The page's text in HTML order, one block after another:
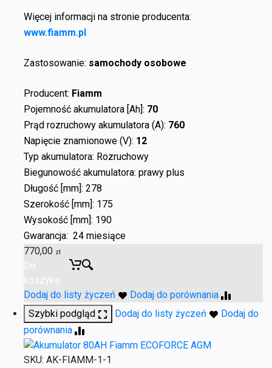
Więcej informacji na stronie producenta:
www.fiamm.pl
Zastosowanie: samochody osobowe
Producent: Fiamm
Pojemność akumulatora [Ah]: 70
Prąd rozruchowy akumulatora (A): 760
Napięcie znamionowe (V): 12
Typ akumulatora: Rozruchowy
Biegunowość akumulatora: prawy plus
Długość [mm]: 278
Szerokość [mm]: 175
Wysokość [mm]: 190
Gwarancja: 24 miesiące
770,00 zł
Do
koszyka
Dodaj do listy życzeń
Dodaj do porównania
Szybki podgląd
Dodaj do listy życzeń
Dodaj do
porównania
SKU: AK-FIAMM-1-1